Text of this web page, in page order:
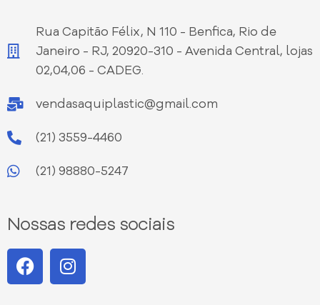
Rua Capitão Félix, N 110 - Benfica, Rio de
Janeiro - RJ, 20920-310 - Avenida Central, lojas
02,04,06 - CADEG.
vendasaquiplastic@gmail.com
(21) 3559-4460
(21) 98880-5247
Nossas redes sociais